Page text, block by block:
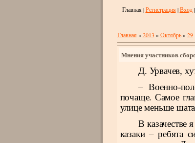
Главная|Регистрация |Вход|
Главная »2013 » Октябрь » 29
Мнения участников
Д. Урвачев,
– Военно-
почаще. Самое
улице меньше
В казачестве
казаки – ребята